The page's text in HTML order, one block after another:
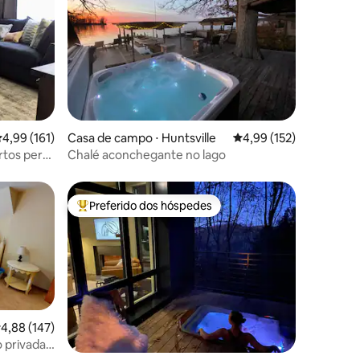
de uma avaliação média de 5, 161 avaliações
4,99 (161)
perto
Casa de campo ⋅ Huntsville 4,99 de uma avaliação
4,99 (152)
Chalé aconchegante no lago
de uma avaliação média de 5, 147 avaliações
4,88 (147)
privada-
Entre os melhores preferidos dos hóspedes
Preferido dos hóspedes